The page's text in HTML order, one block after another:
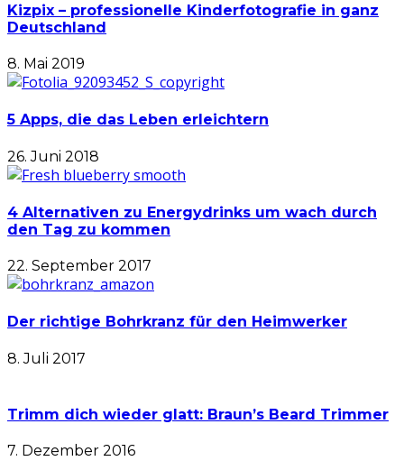
Kizpix – professionelle Kinderfotografie in ganz
Deutschland
8. Mai 2019
5 Apps, die das Leben erleichtern
26. Juni 2018
4 Alternativen zu Energydrinks um wach durch
den Tag zu kommen
22. September 2017
Der richtige Bohrkranz für den Heimwerker
8. Juli 2017
Trimm dich wieder glatt: Braun’s Beard Trimmer
7. Dezember 2016